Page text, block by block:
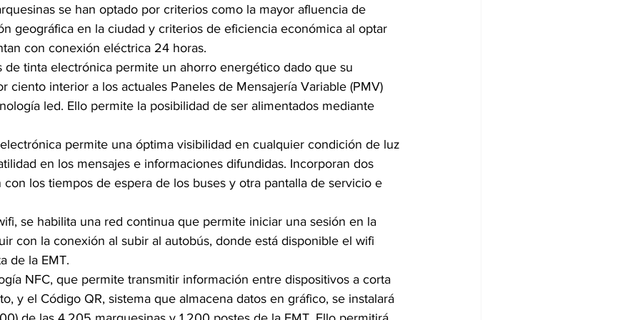
se han optado por criterios como la mayor afluencia de
geográfica en la ciudad y criterios de eficiencia económica al optar
con conexión eléctrica 24 horas.
de tinta electrónica permite un ahorro energético dado que su
ciento interior a los actuales Paneles de Mensajería Variable (PMV)
led. Ello permite la posibilidad de ser alimentados mediante
permite una óptima visibilidad en cualquier condición de luz
en los mensajes e informaciones difundidas. Incorporan dos
los tiempos de espera de los buses y otra pantalla de servicio e
se habilita una red continua que permite iniciar una sesión en la
con la conexión al subir al autobús, donde está disponible el wifi
de la EMT.
NFC, que permite transmitir información entre dispositivos a corta
y el Código QR, sistema que almacena datos en gráfico, se instalará